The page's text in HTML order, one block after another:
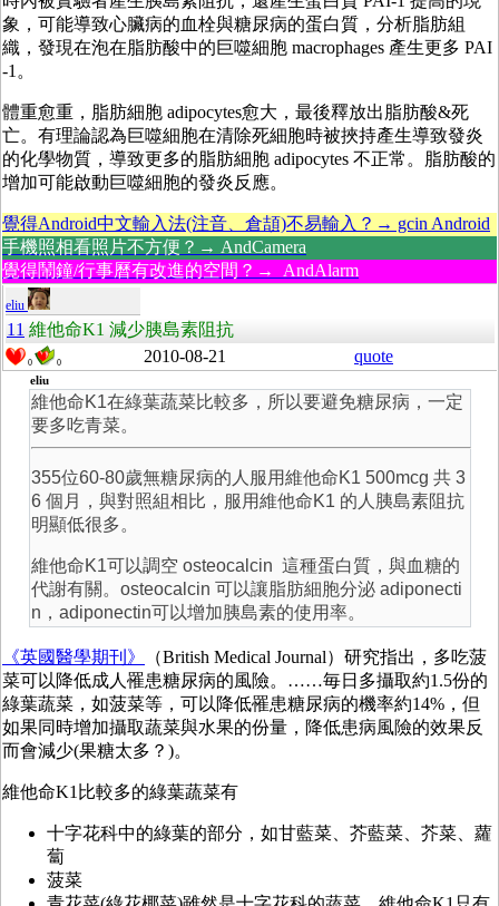
象，可能導致心臟病的血栓與糖尿病的蛋白質，分析脂肪組
織，發現在泡在脂肪酸中的巨噬細胞 macrophages 產生更多 PAI
-1。
體重愈重，脂肪細胞 adipocytes愈大，最後釋放出脂肪酸&死
亡。有理論認為巨噬細胞在清除死細胞時被挾持產生導致發炎
的化學物質，導致更多的脂肪細胞 adipocytes 不正常。脂肪酸的
增加可能啟動巨噬細胞的發炎反應。
覺得Android中文輸入法(注音、倉頡)不易輸入？→ gcin Android
手機照相看照片不方便？→ AndCamera
覺得鬧鐘/行事曆有改進的空間？→ AndAlarm
eliu
11 維他命K1 減少胰島素阻抗
0 0 2010-08-21 quote
eliu
維他命K1在綠葉蔬菜比較多，所以要避免糖尿病，一定
要多吃青菜。
355位60-80歲無糖尿病的人服用維他命K1 500mcg 共 3
6 個月，與對照組相比，服用維他命K1 的人胰島素阻抗
明顯低很多。
維他命K1可以調空 osteocalcin 這種蛋白質，與血糖的
代謝有關。osteocalcin 可以讓脂肪細胞分泌 adiponecti
n，adiponectin可以增加胰島素的使用率。
《英國醫學期刊》
（British Medical Journal）研究指出，多吃菠
菜可以降低成人罹患糖尿病的風險。……毎日多攝取約1.5份的
綠葉蔬菜，如菠菜等，可以降低罹患糖尿病的機率約14%，但
如果同時增加攝取蔬菜與水果的份量，降低患病風險的效果反
而會減少(果糖太多？)。
維他命K1比較多的綠葉蔬菜有
十字花科中的綠葉的部分，如甘藍菜、芥藍菜、芥菜、蘿
蔔
菠菜